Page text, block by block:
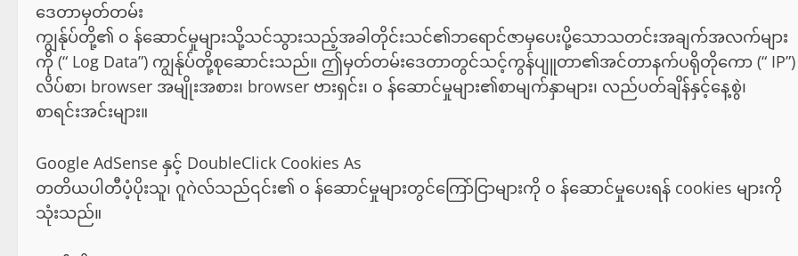
ဒေတာမှတ်တမ်း
ကျွန်ုပ်တို့၏ ၀ န်ဆောင်မှုများသို့သင်သွားသည့်အခါတိုင်းသင်၏ဘရောင်ဇာမှပေးပို့သောသတင်းအချက်အလက်များ
ကို (“ Log Data”) ကျွန်ုပ်တို့စုဆောင်းသည်။ ဤမှတ်တမ်းဒေတာတွင်သင့်ကွန်ပျူတာ၏အင်တာနက်ပရိုတိုကော (“ IP”)
လိပ်စာ၊ browser အမျိုးအစား၊ browser ဗားရှင်း၊ ၀ န်ဆောင်မှုများ၏စာမျက်နှာများ၊ လည်ပတ်ချိန်နှင့်နေ့စွဲ၊
စာရင်းအင်းများ။
Google AdSense နှင့် DoubleClick Cookies As
တတိယပါတီပံ့ပိုးသူ၊ ဂူဂဲလ်သည်၎င်း၏ ၀ န်ဆောင်မှုများတွင်ကြော်ငြာများကို ၀ န်ဆောင်မှုပေးရန် cookies များကို
သုံးသည်။